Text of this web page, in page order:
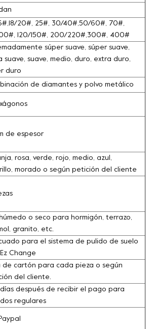
20#, 25#, 30/40#,50/60#, 70#,
120/150#, 200/220#,300#, 400#
súper suave, súper suave,
suave, suave, medio, duro, extra duro,
duro
de diamantes y polvo metálico
de espesor
rosa, verde, rojo, medio, azul,
morado o según petición del cliente
o seco para hormigón, terrazo,
granito, etc.
para el sistema de pulido de suelo
Ez Change
de cartón para cada pieza o según
del cliente.
días después de recibir el pago para
regulares